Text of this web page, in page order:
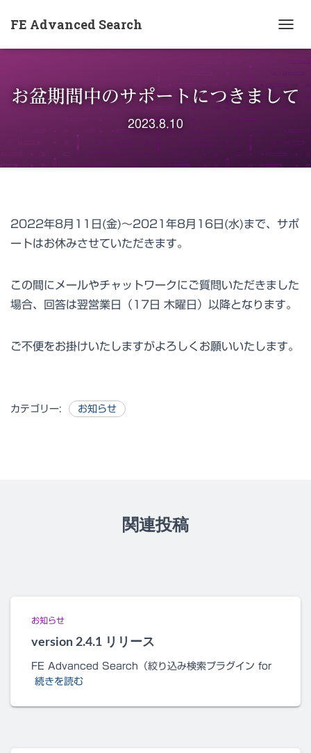
FE Advanced Search
ビ
シ
を
切
お盆期間中のサポートにつきまして
2023.8.10
2022年8月11日(金)～2021年8月16日(水)まで、サポ
ートはお休みさせていただきます。
この間にメールやチャットワークにご質問いただきました
場合、回答は翌営業日（17日 木曜日）以降となります。
ご不便をお掛けいたしますがよろしくお願いいたします。
カテゴリー: お知らせ
関連投稿
お知らせ
version 2.4.1 リリース
FE Advanced Search（絞り込み検索プラグイン for
続きを読む